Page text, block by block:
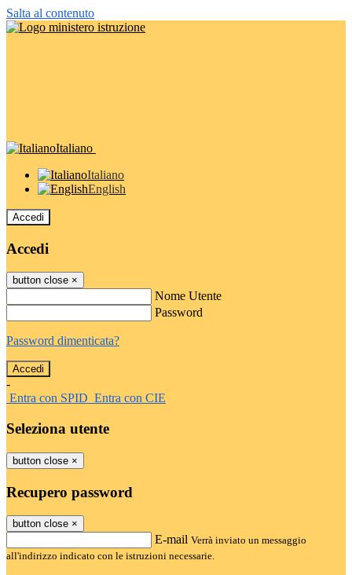
Salta al contenuto
Italiano
Italiano
English
Accedi
Accedi
button close ×
Nome Utente
Password
Password dimenticata?
-
Entra con SPID Entra con CIE
Seleziona utente
button close ×
Recupero password
button close ×
E-mail Verrà inviato un messaggio
all'indirizzo indicato con le istruzioni necessarie.